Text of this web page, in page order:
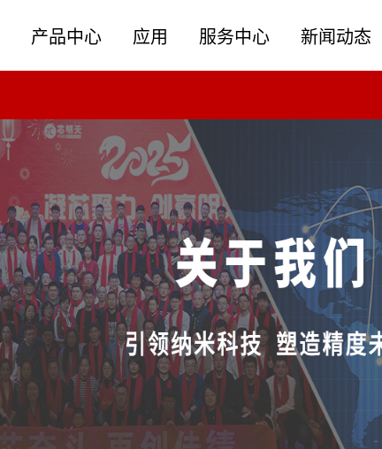
产品中心 应用 服务中心 新闻动态